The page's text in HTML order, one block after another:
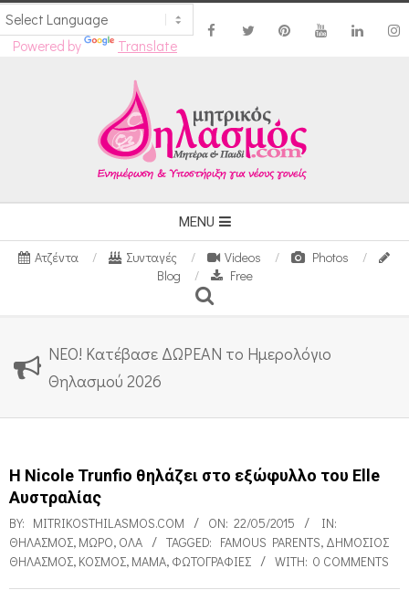
Powered by Translate
Navigation
Menu
MENU
Ατζέντα Συνταγές Videos
Photos
Blog
Free
Search
ΝΕΟ! Κατέβασε ΔΩΡΕΑΝ το Ημερολόγιο
Θηλασμού 2026
H Nicole Trunfio θηλάζει στο εξώφυλλο του Elle
Αυστραλίας
BY: MITRIKOSTHILASMOS.COM ON: 22/05/2015
IN:
ΘΗΛΑΣΜΌΣ, ΜΩΡΌ, ΌΛΑ TAGGED: FAMOUS PARENTS, ΔΗΜΌΣΙΟΣ
ΘΗΛΑΣΜΌΣ, ΚΌΣΜΟΣ, ΜΑΜΆ, ΦΩΤΟΓΡΑΦΊΕΣ WITH: 0 COMMENTS